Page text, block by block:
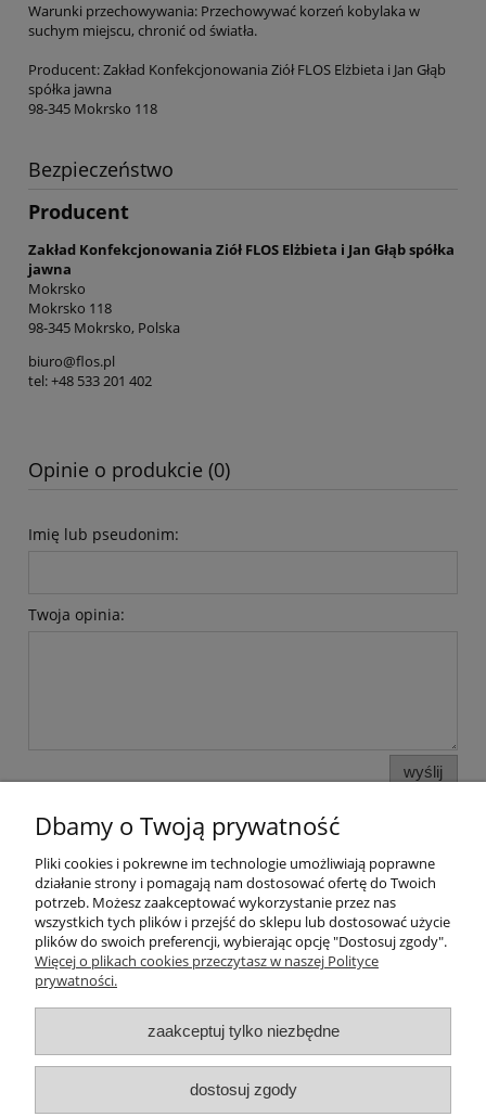
Warunki przechowywania: Przechowywać korzeń kobylaka w
suchym miejscu, chronić od światła.
Producent: Zakład Konfekcjonowania Ziół FLOS Elżbieta i Jan Głąb
spółka jawna
98-345 Mokrsko 118
Bezpieczeństwo
Producent
Zakład Konfekcjonowania Ziół FLOS Elżbieta i Jan Głąb spółka
jawna
Mokrsko
Mokrsko 118
98-345 Mokrsko, Polska
biuro@flos.pl
tel: +48 533 201 402
Opinie o produkcie (0)
Imię lub pseudonim:
Twoja opinia:
wyślij
Pomoc
Moje konto
Informacje
O nas
Dbamy o Twoją prywatność
Pliki cookies i pokrewne im technologie umożliwiają poprawne
działanie strony i pomagają nam dostosować ofertę do Twoich
potrzeb. Możesz zaakceptować wykorzystanie przez nas
wszystkich tych plików i przejść do sklepu lub dostosować użycie
plików do swoich preferencji, wybierając opcję "Dostosuj zgody".
Więcej o plikach cookies przeczytasz w naszej Polityce
prywatności.
zaakceptuj tylko niezbędne
dostosuj zgody